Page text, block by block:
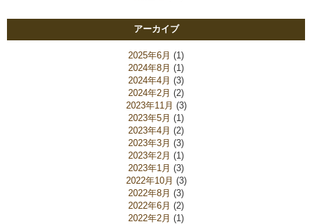
アーカイブ
2025年6月 (1)
2024年8月 (1)
2024年4月 (3)
2024年2月 (2)
2023年11月 (3)
2023年5月 (1)
2023年4月 (2)
2023年3月 (3)
2023年2月 (1)
2023年1月 (3)
2022年10月 (3)
2022年8月 (3)
2022年6月 (2)
2022年2月 (1)